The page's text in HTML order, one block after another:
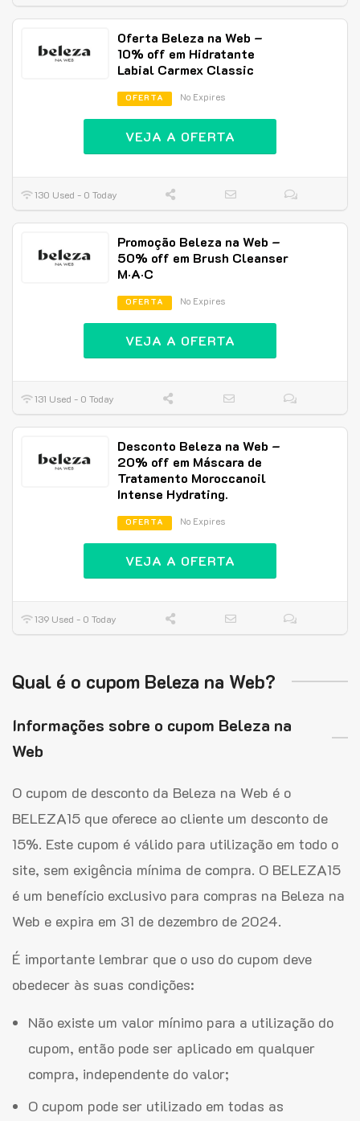
Oferta Beleza na Web –
10% off em Hidratante
Labial Carmex Classic
OFERTA No Expires
VEJA A OFERTA
130 Used - 0 Today
Promoção Beleza na Web –
50% off em Brush Cleanser
M·A·C
OFERTA No Expires
VEJA A OFERTA
131 Used - 0 Today
Desconto Beleza na Web –
20% off em Máscara de
Tratamento Moroccanoil
Intense Hydrating.
OFERTA No Expires
VEJA A OFERTA
139 Used - 0 Today
Qual é o cupom Beleza na Web?
Informações sobre o cupom Beleza na
Web
O cupom de desconto da Beleza na Web é o
BELEZA15 que oferece ao cliente um desconto de
15%. Este cupom é válido para utilização em todo o
site, sem exigência mínima de compra. O BELEZA15
é um benefício exclusivo para compras na Beleza na
Web e expira em 31 de dezembro de 2024.
É importante lembrar que o uso do cupom deve
obedecer às suas condições:
Não existe um valor mínimo para a utilização do
cupom, então pode ser aplicado em qualquer
compra, independente do valor;
O cupom pode ser utilizado em todas as